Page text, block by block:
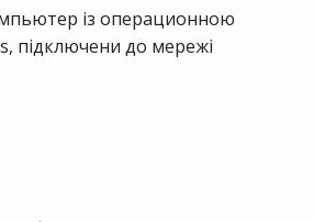
із операционною
підключени до мережі